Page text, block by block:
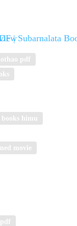
| Subarnalata
pdf
books himu
movie